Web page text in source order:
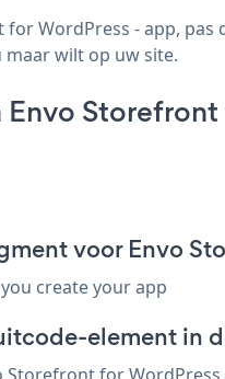
WordPress - app,
wilt op uw site.
voor Envo
create your app
element in